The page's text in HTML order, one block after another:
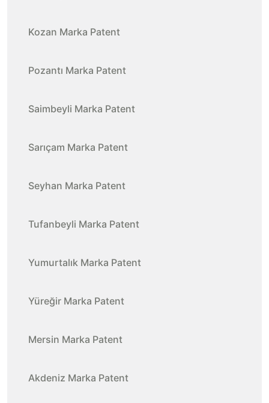
Kozan Marka Patent
Pozantı Marka Patent
Saimbeyli Marka Patent
Sarıçam Marka Patent
Seyhan Marka Patent
Tufanbeyli Marka Patent
Yumurtalık Marka Patent
Yüreğir Marka Patent
Mersin Marka Patent
Akdeniz Marka Patent